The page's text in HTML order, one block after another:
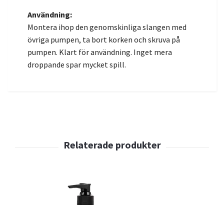
Användning:
Montera ihop den genomskinliga slangen med
övriga pumpen, ta bort korken och skruva på
pumpen. Klart för användning. Inget mera
droppande spar mycket spill.